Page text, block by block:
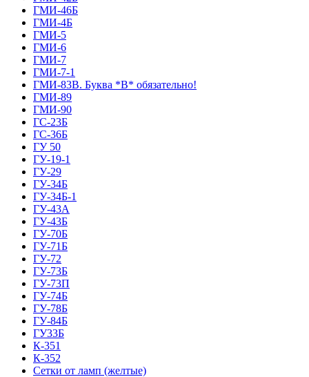
ГМИ-46Б
ГМИ-4Б
ГМИ-5
ГМИ-6
ГМИ-7
ГМИ-7-1
ГМИ-83В. Буква *В* обязательно!
ГМИ-89
ГМИ-90
ГС-23Б
ГС-36Б
ГУ 50
ГУ-19-1
ГУ-29
ГУ-34Б
ГУ-34Б-1
ГУ-43А
ГУ-43Б
ГУ-70Б
ГУ-71Б
ГУ-72
ГУ-73Б
ГУ-73П
ГУ-74Б
ГУ-78Б
ГУ-84Б
ГУ33Б
К-351
К-352
Сетки от ламп (желтые)